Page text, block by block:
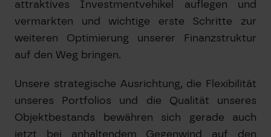
attraktives Investmentvehikel auflegen und
vermarkten und wichtige erste Schritte zur
weiteren Optimierung unserer Finanzstruktur
auf den Weg bringen.
Unsere strategische Ausrichtung, die Flexibilität
unseres Portfolios und die Qualität unseres
Objektbestands bewähren sich gerade auch
jetzt bei anhaltendem Gegenwind auf den